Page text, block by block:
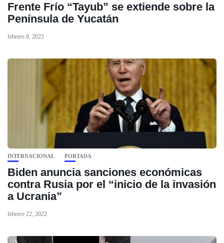
Frente Frío “Tayub” se extiende sobre la
Península de Yucatán
febrero 8, 2022
INTERNACIONAL PORTADA
Biden anuncia sanciones económicas
contra Rusia por el “inicio de la invasión
a Ucrania”
febrero 22, 2022